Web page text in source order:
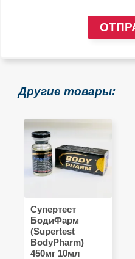
Другие товары:
Супертест
БодиФарм
(Supertest
BodyPharm)
450мг 10мл